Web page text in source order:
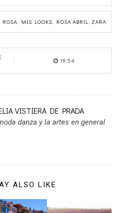
ROSA MIS LOOKS ROSA ABRIL ZARA
18:54
VISTIERA DE PRADA
danza y la artes en general
ALSO LIKE